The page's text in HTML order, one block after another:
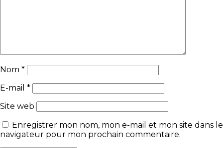
Nom *
E-mail *
Site web
Enregistrer mon nom, mon e-mail et mon site dans le
navigateur pour mon prochain commentaire.